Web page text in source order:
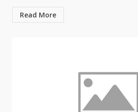
Read More